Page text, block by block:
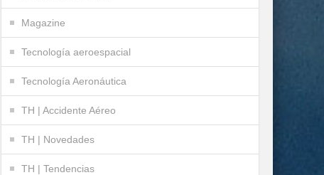
Magazine
Tecnología aeroespacial
Tecnología Aeronáutica
TH | Accidente Aéreo
TH | Novedades
TH | Tendencias